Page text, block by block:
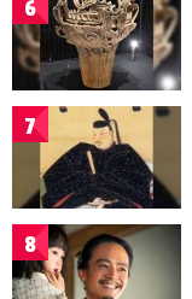
6
7
8